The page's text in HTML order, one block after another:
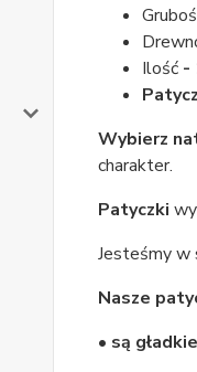
Ilość -
Wybierz
charakter.
Patyczki
Jesteśmy w
Nasze
• są gładkie